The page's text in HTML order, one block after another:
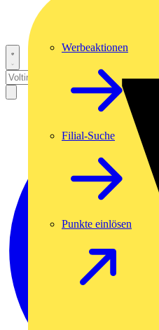
Werbeaktionen
Filial-Suche
Punkte einlösen